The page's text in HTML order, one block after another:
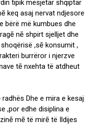
tipik mesjetar shqiptar
keq asaj nervat ndjesore
bërë më kumbues dhe
nē shpirt sjelljet dhe
,sē konsumit ,
burrëror i njerzve
tē nxehta të atdheut
Dhe e mira e kesaj
,por edhe disiplina e
mē të mirē të Ildijes